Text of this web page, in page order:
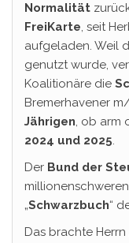
Normalität
FreiKarte, seit
aufgeladen. Weil
genutzt wurde,
Koalitionäre die
Bremerhavener
Jährigen, ob arm
2024 und 2025.
Der Bund der
„Schwarzbuch“
Das brachte Herrn